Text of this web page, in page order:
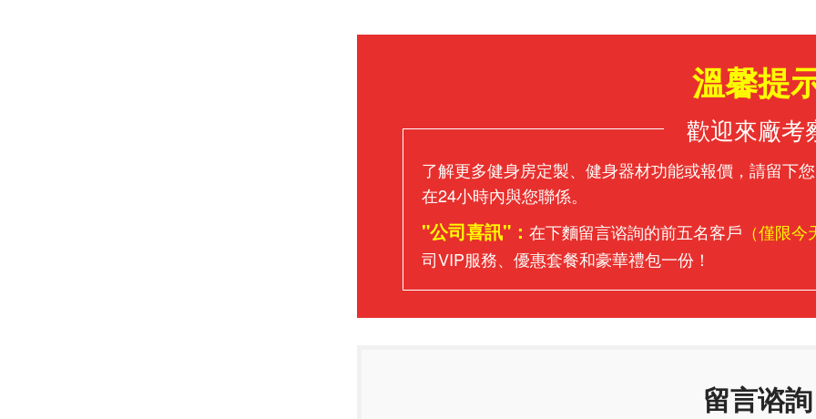
溫馨提
歡迎來廠考
了解更多健身房定製、健身器材功能或報價，請留下
在24小時內與您聯係。
"公司喜訊"： 在下麵留言谘詢的前五名客戶 （僅限
司VIP服務、優惠套餐和豪華禮包一份！
留言谘詢